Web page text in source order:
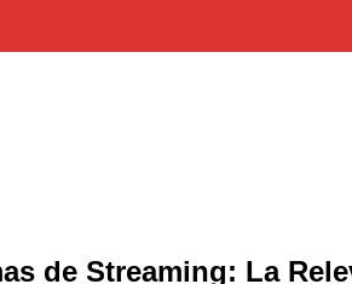
de Streaming: La